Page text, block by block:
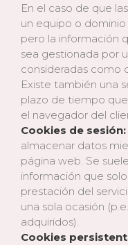
En el caso de que
un equipo o
pero la información
sea gestionada por
consideradas como
Existe también una
plazo de tiempo
el navegador del
Cookies de sesión:
almacenar datos
página web. Se
información que
prestación del
una sola ocasión
adquiridos).
Cookies